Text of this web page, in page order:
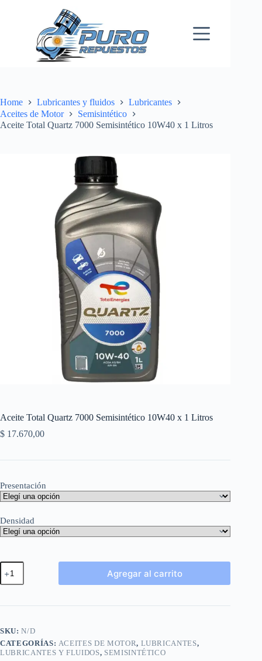
Home Lubricantes y fluidos
Lubricantes
Aceites de Motor
Semisintético
Aceite Total Quartz 7000 Semisintético 10W40 x 1 Litros
Aceite Total Quartz 7000 Semisintético 10W40 x 1 Litros
$ 17.670,00
Presentación
Densidad
Aceite
Total
Quartz
Semisintético
1
Litros
cantidad
Agregar al carrito
r
n
a
SKU:N/D
CATEGORÍAS: ACEITES DE MOTOR, LUBRICANTES,
LUBRICANTES Y FLUIDOS, SEMISINTÉTICO